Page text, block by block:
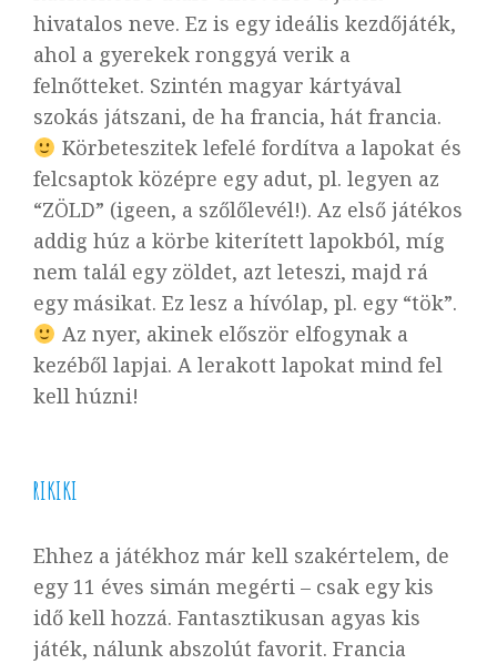
hivatalos neve. Ez is egy ideális kezdőjáték,
ahol a gyerekek ronggyá verik a
felnőtteket. Szintén magyar kártyával
szokás játszani, de ha francia, hát francia.
Körbeteszitek lefelé fordítva a lapokat és
felcsaptok középre egy adut, pl. legyen az
“ZÖLD” (igeen, a szőlőlevél!). Az első játékos
addig húz a körbe kiterített lapokból, míg
nem talál egy zöldet, azt leteszi, majd rá
egy másikat. Ez lesz a hívólap, pl. egy “tök”.
Az nyer, akinek először elfogynak a
kezéből lapjai. A lerakott lapokat mind fel
kell húzni!
RIKIKI
Ehhez a játékhoz már kell szakértelem, de
egy 11 éves simán megérti – csak egy kis
idő kell hozzá. Fantasztikusan agyas kis
játék, nálunk abszolút favorit. Francia